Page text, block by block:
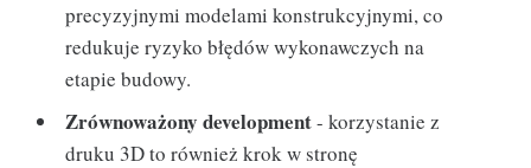
precyzyjnymi modelami konstrukcyjnymi, co
redukuje ryzyko błędów wykonawczych na
etapie budowy.
Zrównoważony development- korzystanie z
druku 3D to również krok w stronę